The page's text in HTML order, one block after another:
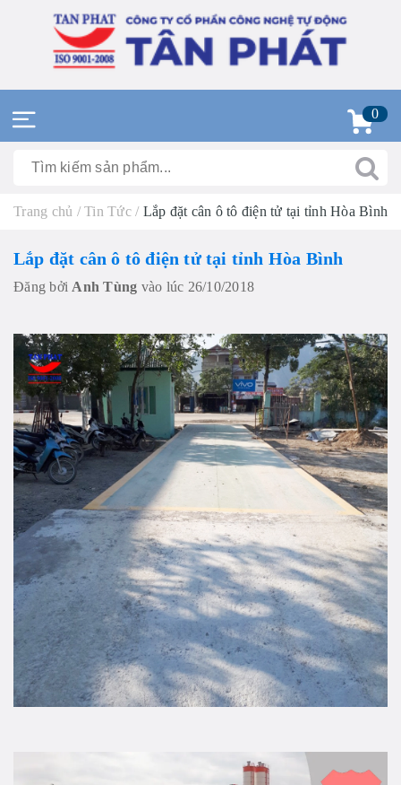
0
Trang chủ / Tin Tức / Lắp đặt cân ô tô điện tử tại tỉnh Hòa Bình
Lắp đặt cân ô tô điện tử tại tỉnh Hòa Bình
Đăng bởi Anh Tùng vào lúc 26/10/2018